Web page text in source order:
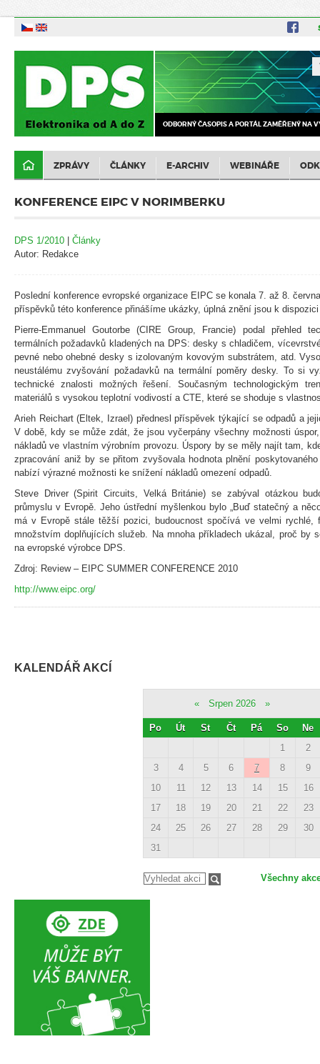
ODBORNÝ ČASOPIS A PORTÁL ZAMĚŘENÝ NA
ZPRÁVY ČLÁNKY E-ARCHIV WEBINÁŘE
KONFERENCE EIPC V NORIMBERKU
DPS 1/2010 | Články
Autor: Redakce
Poslední konference evropské organizace EIPC se konala 7. až 8.
příspěvků této konference přinášíme ukázky, úplná znění jsou k
Pierre-Emmanuel Goutorbe (CIRE Group, Francie) podal přehled
termálních požadavků kladených na DPS: desky s chladičem,
pevné nebo ohebné desky s izolovaným kovovým substrátem, atd.
neustálému zvyšování požadavků na termální poměry desky. To si
technické znalosti možných řešení. Současným technologickým
materiálů s vysokou teplotní vodivostí a CTE, které se shoduje s
Arieh Reichart (Eltek, Izrael) přednesl příspěvek týkající se odpadů a
V době, kdy se může zdát, že jsou vyčerpány všechny možnosti
nákladů ve vlastním výrobním provozu. Úspory by se měly najít tam,
zpracování aniž by se přitom zvyšovala hodnota plnění
nabízí výrazné možnosti ke snížení nákladů omezení odpadů.
Steve Driver (Spirit Circuits, Velká Británie) se zabýval otázkou
průmyslu v Evropě. Jeho ústřední myšlenkou bylo „Buď statečný a
má v Evropě stále těžší pozici, budoucnost spočívá ve velmi rychlé,
množstvím doplňujících služeb. Na mnoha příkladech ukázal, proč by
na evropské výrobce DPS.
Zdroj: Review – EIPC SUMMER CONFERENCE 2010
http://www.eipc.org/
KALENDÁŘ AKCÍ
« Srpen 2026 »
Po Út St Čt Pá So
Ne
1
2
3
4 5 6 7 8
9
10
11 12 13 14 15
16
17
18 19 20 21 22
23
24
25 26 27 28 29
30
31
Všechny